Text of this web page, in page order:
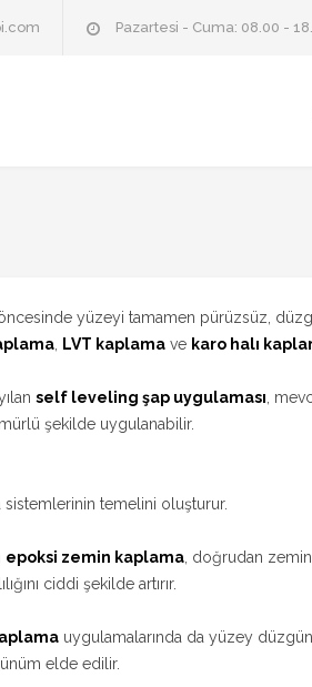
Pazartesi - Cuma: 08.00 -
yüzeyi tamamen pürüzsüz,
LVT kaplama ve karo halı
self leveling şap uygulaması ,
şekilde uygulanabilir.
temelini oluşturur.
epoksi zemin kaplama , doğrudan
ciddi şekilde artırır.
uygulamalarında da yüzey
elde edilir.